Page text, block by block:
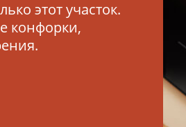
этот участок.
конфорки,
Тюмень Самара
от выбранного местоположения мы
фирменные магазины Grundig